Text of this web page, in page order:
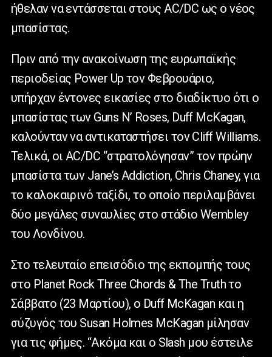
ήθελαν να εντάσσεται στους AC/DC ως ο νέος
μπασίστας.
Πριν από την ανακοίνωση της ευρωπαϊκής
περιοδείας Power Up τον Φεβρουάριο,
υπήρχαν έντονες εικασίες στο διαδίκτυο ότι ο
μπασίστας των Guns N’ Roses, Duff McKagan,
καλούνταν να αντικαταστήσει τον Cliff Williams.
Τελικά, οι AC/DC “στρατολόγησαν” τον πρώην
μπασίστα των Jane’s Addiction, Chris Chaney, για
το καλοκαιρινό ταξίδι, το οποίο περιλαμβάνει
δύο μεγάλες συναυλίες στο στάδιο Wembley
του Λονδίνου.
Στο τελευταίο επεισόδιο της εκπομπής τους
στο Planet Rock Three Chords & The Truth το
Σάββατο (23 Μαρτίου), ο Duff McKagan και η
σύζυγός του Susan Holmes McKagan μίλησαν
για τις φήμες. “Ακόμα και ο Slash μου έστειλε